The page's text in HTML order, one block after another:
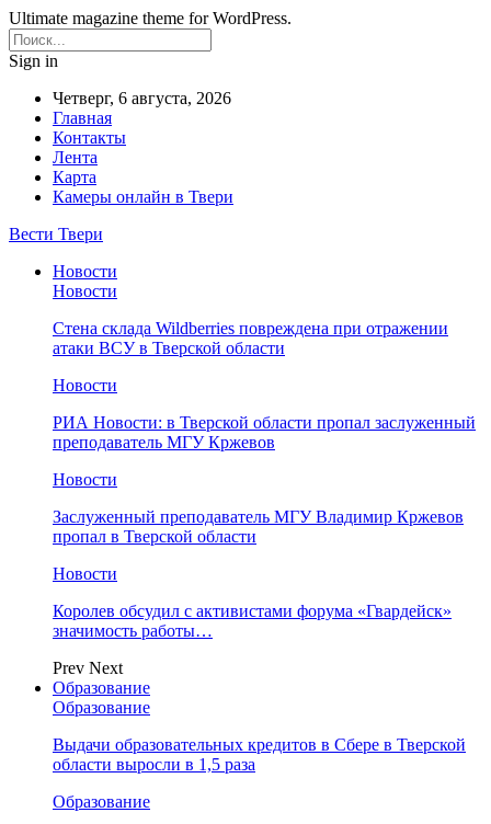
Ultimate magazine theme for WordPress.
Sign in
Четверг, 6 августа, 2026
Главная
Контакты
Лента
Карта
Камеры онлайн в Твери
Вести Твери
Новости
Новости
Стена склада Wildberries повреждена при отражении
атаки ВСУ в Тверской области
Новости
РИА Новости: в Тверской области пропал заслуженный
преподаватель МГУ Кржевов
Новости
Заслуженный преподаватель МГУ Владимир Кржевов
пропал в Тверской области
Новости
Королев обсудил с активистами форума «Гвардейск»
значимость работы…
Prev Next
Образование
Образование
Выдачи образовательных кредитов в Сбере в Тверской
области выросли в 1,5 раза
Образование